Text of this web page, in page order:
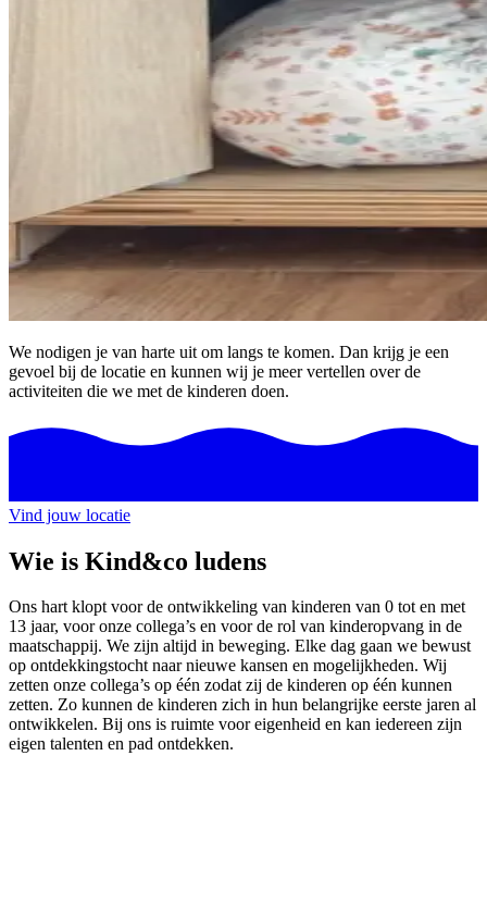
We nodigen je van harte uit om langs te komen. Dan krijg je een
gevoel bij de locatie en kunnen wij je meer vertellen over de
activiteiten die we met de kinderen doen.
Vind jouw locatie
Wie is Kind&co ludens
Ons hart klopt voor de ontwikkeling van kinderen van 0 tot en met
13 jaar, voor onze collega’s en voor de rol van kinderopvang in de
maatschappij. We zijn altijd in beweging. Elke dag gaan we bewust
op ontdekkingstocht naar nieuwe kansen en mogelijkheden. Wij
zetten onze collega’s op één zodat zij de kinderen op één kunnen
zetten. Zo kunnen de kinderen zich in hun belangrijke eerste jaren al
ontwikkelen. Bij ons is ruimte voor eigenheid en kan iedereen zijn
eigen talenten en pad ontdekken.